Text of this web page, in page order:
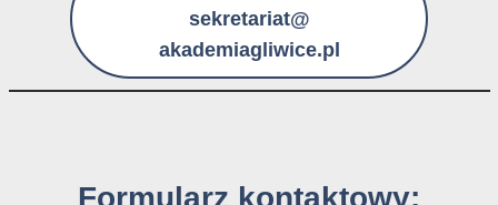
sekretariat@
akademiagliwice.pl
Formularz kontaktowy: